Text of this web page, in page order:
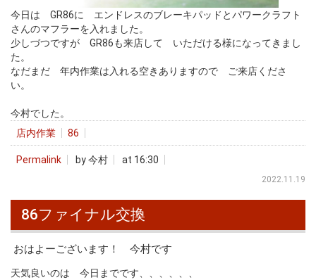
今日は GR86に エンドレスのブレーキパッドとパワークラフト
さんのマフラーを入れました。
少しづつですが GR86も来店して いただける様になってきまし
た。
なだまだ 年内作業は入れる空きありますので ご来店くださ
い。
今村でした。
店内作業
86
Permalink by 今村 at 16:30
2022.11.19
86ファイナル交換
おはよーございます！ 今村です
天気良いのは 今日までです、、、、、、